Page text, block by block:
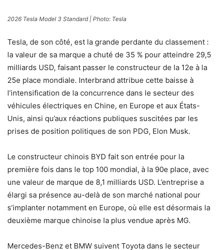
2026 Tesla Model 3 Standard | Photo: Tesla
Tesla, de son côté, est la grande perdante du classement :
la valeur de sa marque a chuté de 35 % pour atteindre 29,5
milliards USD, faisant passer le constructeur de la 12e à la
25e place mondiale. Interbrand attribue cette baisse à
l’intensification de la concurrence dans le secteur des
véhicules électriques en Chine, en Europe et aux États-
Unis, ainsi qu’aux réactions publiques suscitées par les
prises de position politiques de son PDG, Elon Musk.
Le constructeur chinois BYD fait son entrée pour la
première fois dans le top 100 mondial, à la 90e place, avec
une valeur de marque de 8,1 milliards USD. L’entreprise a
élargi sa présence au-delà de son marché national pour
s’implanter notamment en Europe, où elle est désormais la
deuxième marque chinoise la plus vendue après MG.
Mercedes-Benz et BMW suivent Toyota dans le secteur